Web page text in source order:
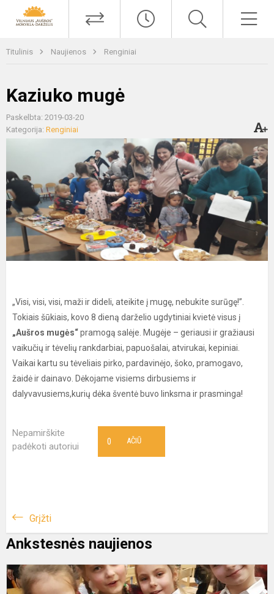
Titulinis Naujienos Renginiai
Kaziuko mugė
Paskelbta: 2019-03-20
Kategorija: Renginiai
„Visi, visi, visi, maži ir dideli, ateikite į mugę, nebukite surūgę!”.
Tokiais šūkiais, kovo 8 dieną darželio ugdytiniai kvietė visus į
„Aušros mugės“pramogą salėje. Mugėje – geriausi ir gražiausi
vaikučių ir tėvelių rankdarbiai, papuošalai, atvirukai, kepiniai.
Vaikai kartu su tėveliais pirko, pardavinėjo, šoko, pramogavo,
žaidė ir dainavo. Dėkojame visiems dirbusiems ir
dalyvavusiems,kurių dėka šventė buvo linksma ir prasminga!
Nepamirškite
padėkoti autoriui
AČIŪ
0
Grįžti
Ankstesnės naujienos